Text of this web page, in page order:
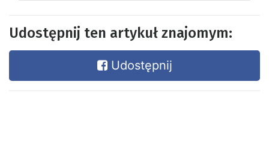
Udostępnij ten artykuł znajomym:
Udostępnij